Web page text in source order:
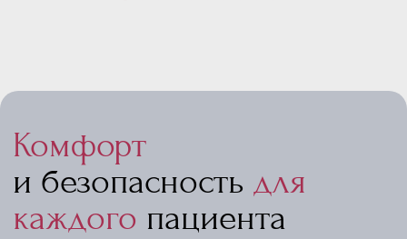
Комфорт
и безопасность для
каждого пациента